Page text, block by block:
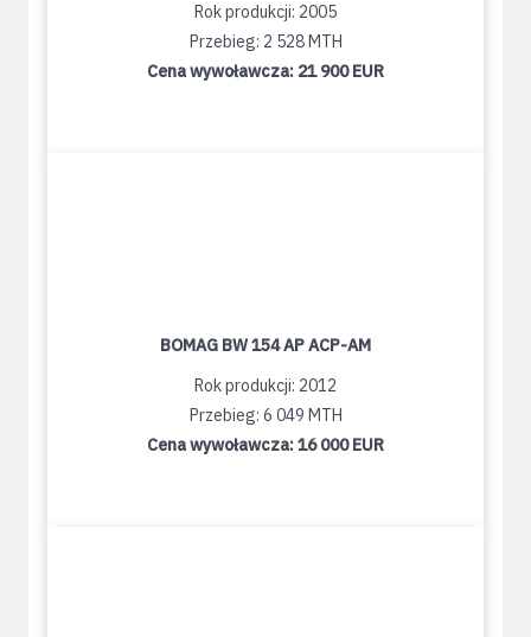
Rok produkcji: 2005
Przebieg: 2 528 MTH
Cena wywoławcza: 21 900 EUR
BOMAG BW 154 AP ACP-AM
Rok produkcji: 2012
Przebieg: 6 049 MTH
Cena wywoławcza:16 000 EUR